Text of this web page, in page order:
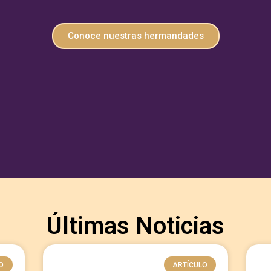
Conoce nuestras hermandades
Últimas Noticias
ARTÍCULO